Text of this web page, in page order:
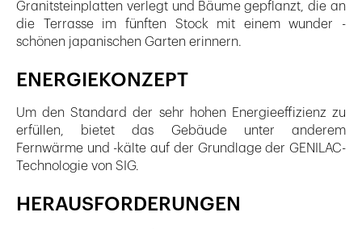
Granitsteinplatten verlegt und Bäume gepflanzt, die an
die Terrasse im fünften Stock mit einem wunder -
schönen japanischen Garten erinnern.
ENERGIEKONZEPT
Um den Standard der sehr hohen Energieeffizienz zu
erfüllen, bietet das Gebäude unter anderem
Fernwärme und -kälte auf der Grundlage der GENILAC-
Technologie von SIG.
HERAUSFORDERUNGEN